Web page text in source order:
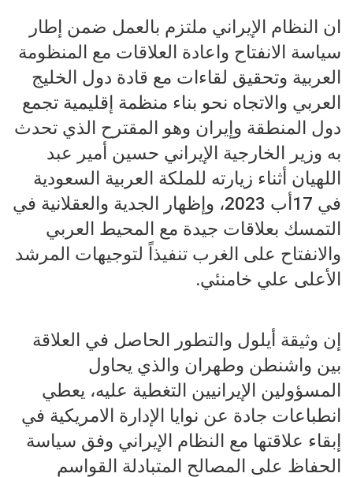
ان النظام الإيراني ملتزم بالعمل ضمن إطار
سياسة الانفتاح واعادة العلاقات مع المنظومة
العربية وتحقيق لقاءات مع قادة دول الخليج
العربي والاتجاه نحو بناء منظمة إقليمية تجمع
دول المنطقة وإيران وهو المقترح الذي تحدث
به وزير الخارجية الإيراني حسين أمير عبد
اللهيان أثناء زيارته للملكة العربية السعودية
في 17أب 2023، وإظهار الجدية والعقلانية في
التمسك بعلاقات جيدة مع المحيط العربي
والانفتاح على الغرب تنفيذاً لتوجيهات المرشد
الأعلى علي خامنئي.
إن وثيقة أيلول والتطور الحاصل في العلاقة
بين واشنطن وطهران والذي يحاول
المسؤولين الإيرانيين التغطية عليه، يعطي
انطباعات جادة عن نوايا الإدارة الامريكية في
إبقاء علاقتها مع النظام الإيراني وفق سياسة
الحفاظ على المصالح المتبادلة القواسم